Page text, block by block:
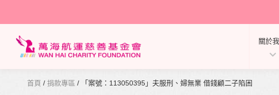
關於
首頁 / 捐款專區 / 「案號：113050395」夫服刑、婦無業 借錢顧二子陷困